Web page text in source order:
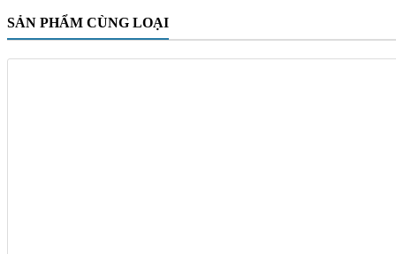
SẢN PHẨM CÙNG LOẠI